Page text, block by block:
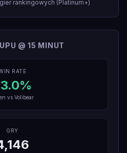
rankingowych (Platinum+)
@ 15 MINUT
RATE
%
vs Volibear
GRY